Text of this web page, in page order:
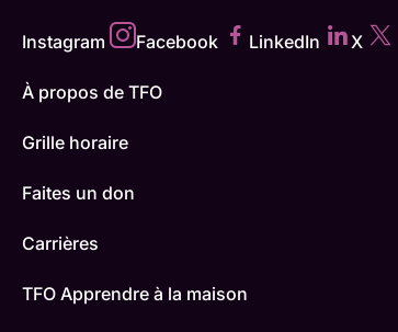
Instagram Facebook LinkedIn X
À propos de TFO
Grille horaire
Faites un don
Carrières
TFO Apprendre à la maison